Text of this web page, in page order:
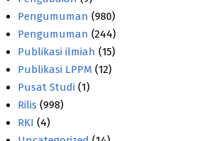
Pengumuman (980)
Pengumuman (244)
Publikasi ilmiah (15)
Publikasi LPPM (12)
Pusat Studi (1)
Rilis (998)
RKI (4)